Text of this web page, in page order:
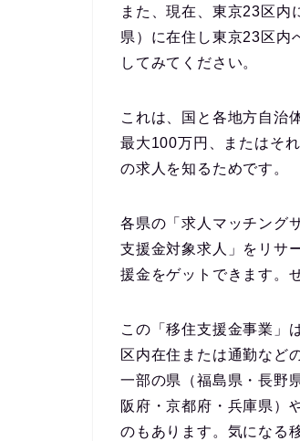
また、現在、 東京23区内
県）に在住し東京23区内
してみてください。
これは、国と各地方自治
最大100万円、またはそ
の求人を知るためです。
各県の「求人マッチング
支援金対象求人 」をリサ
援金をゲットできます。
この「移住支援金事業」
区内在住または通勤など
一部の県（福島県・長野
阪府・京都府・兵庫県）
のもあります。気になる